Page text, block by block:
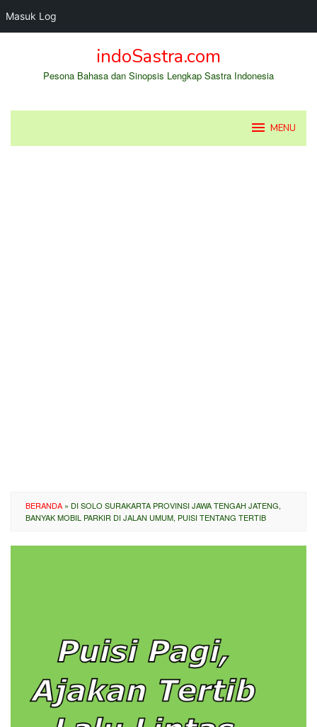
Masuk Log
indoSastra.com
Pesona Bahasa dan Sinopsis Lengkap Sastra Indonesia
MENU
BERANDA » DI SOLO SURAKARTA PROVINSI JAWA TENGAH JATENG,
BANYAK MOBIL PARKIR DI JALAN UMUM, PUISI TENTANG TERTIB